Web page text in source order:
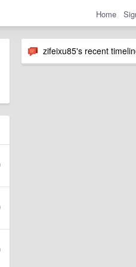
Home
zifeixu85's recent